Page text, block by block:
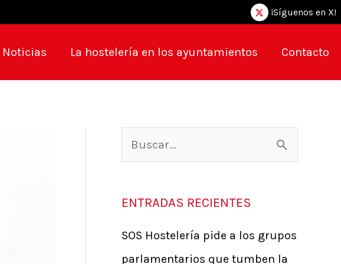
¡Síguenos en X!
Noticias La hostelería en los ayuntamientos Contacto
s
a
ENTRADAS RECIENTES
SOS Hostelería pide a los grupos
parlamentarios que tumben la